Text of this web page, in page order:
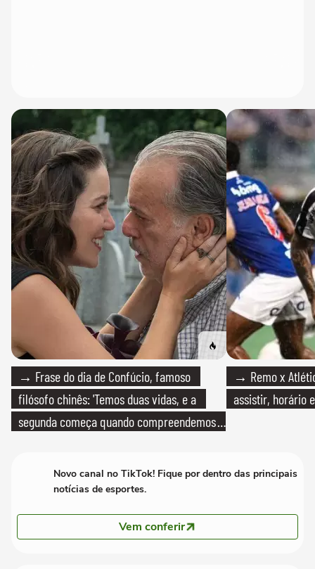
→ Frase do dia de Confúcio, famoso
filósofo chinês: 'Temos duas vidas, e a
segunda começa quando compreendemos
→ Remo x
assistir, horário
Novo canal no TikTok! Fique por dentro das principais
notícias de esportes.
Vem conferir